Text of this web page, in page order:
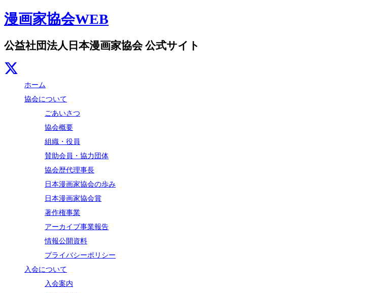
漫画家協会WEB
公益社団法人日本漫画家協会 公式サイト
ホーム
協会について
ごあいさつ
協会概要
組織・役員
賛助会員・協力団体
協会歴代理事長
日本漫画家協会の歩み
日本漫画家協会賞
著作権事業
アーカイブ事業報告
情報公開資料
プライバシーポリシー
入会について
入会案内